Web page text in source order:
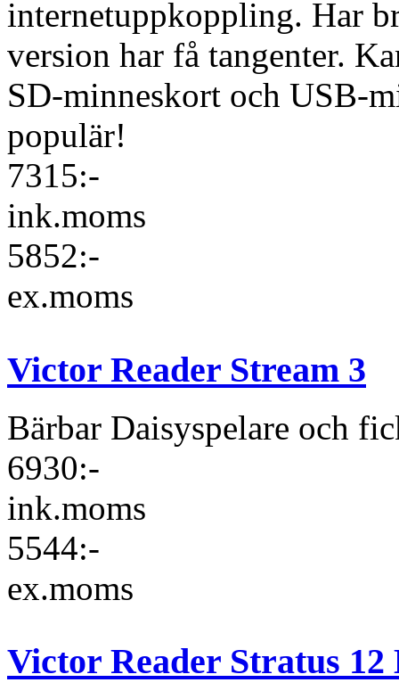
internetuppkoppling. Har
version har få tangenter.
SD-minneskort och USB-
populär!
7315:-
ink.moms
5852:-
ex.moms
Victor Reader Stream 3
Bärbar Daisyspelare och
6930:-
ink.moms
5544:-
ex.moms
Victor Reader Stratus 12